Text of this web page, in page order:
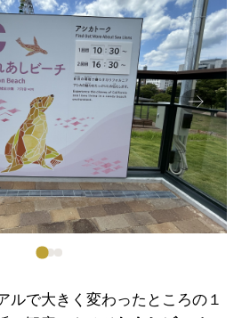
Next
ルで大きく変わったところの１